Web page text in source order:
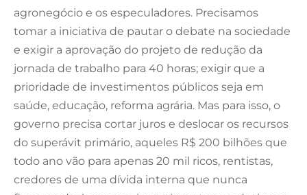
agronegócio e os especuladores. Precisamos
tomar a iniciativa de pautar o debate na sociedade
e exigir a aprovação do projeto de redução da
jornada de trabalho para 40 horas; exigir que a
prioridade de investimentos públicos seja em
saúde, educação, reforma agrária. Mas para isso, o
governo precisa cortar juros e deslocar os recursos
do superávit primário, aqueles R$ 200 bilhões que
todo ano vão para apenas 20 mil ricos, rentistas,
credores de uma dívida interna que nunca